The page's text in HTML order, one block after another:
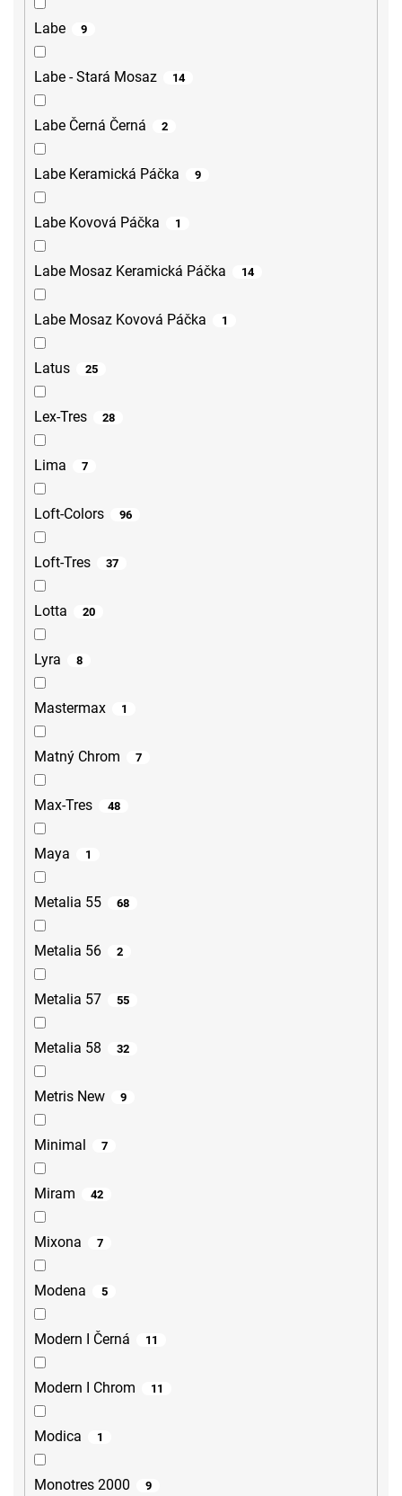
Labe 9
Labe - Stará Mosaz 14
Labe Černá Černá 2
Labe Keramická Páčka 9
Labe Kovová Páčka 1
Labe Mosaz Keramická Páčka 14
Labe Mosaz Kovová Páčka 1
Latus 25
Lex-Tres 28
Lima 7
Loft-Colors 96
Loft-Tres 37
Lotta 20
Lyra 8
Mastermax 1
Matný Chrom 7
Max-Tres 48
Maya 1
Metalia 55 68
Metalia 56 2
Metalia 57 55
Metalia 58 32
Metris New 9
Minimal 7
Miram 42
Mixona 7
Modena 5
Modern I Černá 11
Modern I Chrom 11
Modica 1
Monotres 2000 9